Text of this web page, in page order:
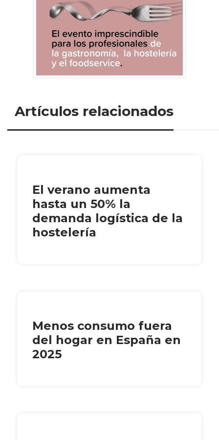
Artículos relacionados
El verano aumenta
hasta un 50% la
demanda logística de la
hostelería
Menos consumo fuera
del hogar en España en
2025